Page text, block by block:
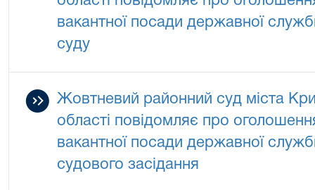
вакантної посади державної
суду
Жовтневий районний суд міста
області повідомляє про
вакантної посади державної
судового засідання